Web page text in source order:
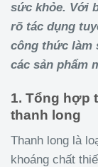
sức khỏe. Với
rõ tác dụng
công thức làm
các sản phẩm
1. Tổng hợp
thanh long
Thanh long là
khoáng chất